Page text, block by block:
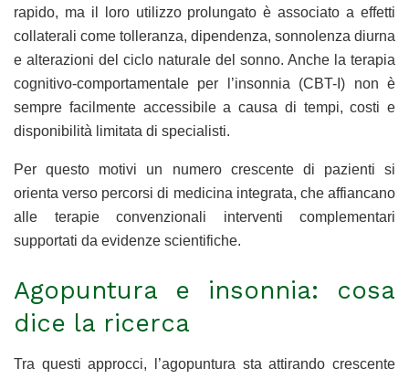
rapido, ma il loro utilizzo prolungato è associato a effetti
collaterali come tolleranza, dipendenza, sonnolenza diurna
e alterazioni del ciclo naturale del sonno. Anche la terapia
cognitivo-comportamentale per l’insonnia (CBT-I) non è
sempre facilmente accessibile a causa di tempi, costi e
disponibilità limitata di specialisti.
Per questo motivi un numero crescente di pazienti si
orienta verso percorsi di medicina integrata, che affiancano
alle terapie convenzionali interventi complementari
supportati da evidenze scientifiche.
Agopuntura e insonnia: cosa
dice la ricerca
Tra questi approcci, l’agopuntura sta attirando crescente